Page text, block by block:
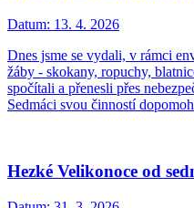
Datum: 13. 4. 2026
Dnes jsme se vydali, v rámci
žáby - skokany, ropuchy,
spočítali a přenesli přes
Sedmáci svou činností
Hezké Velikonoce od